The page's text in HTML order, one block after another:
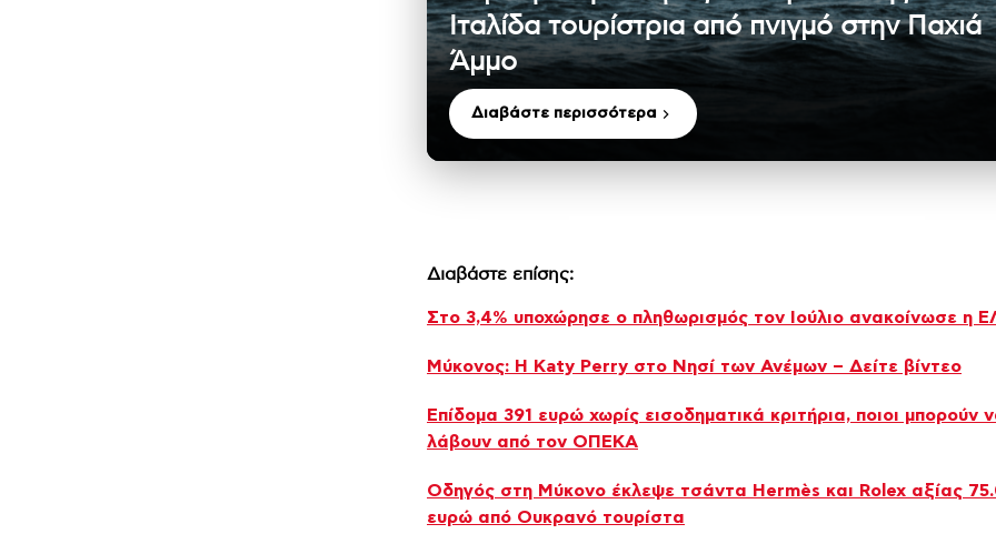
Ιταλίδα τουρίστρια από πνιγμό στην Παχιά
Άμμο
Διαβάστε περισσότερα
Διαβάστε επίσης:
Στο 3,4% υποχώρησε ο πληθωρισμός τον Ιούλιο ανακοίνωσε η
Μύκονος: Η Katy Perry στο Νησί των Ανέμων – Δείτε βίντεο
Επίδομα 391 ευρώ χωρίς εισοδηματικά κριτήρια, ποιοι μπορούν
λάβουν από τον ΟΠΕΚΑ
Οδηγός στη Μύκονο έκλεψε τσάντα Hermès και Rolex αξίας
ευρώ από Ουκρανό τουρίστα